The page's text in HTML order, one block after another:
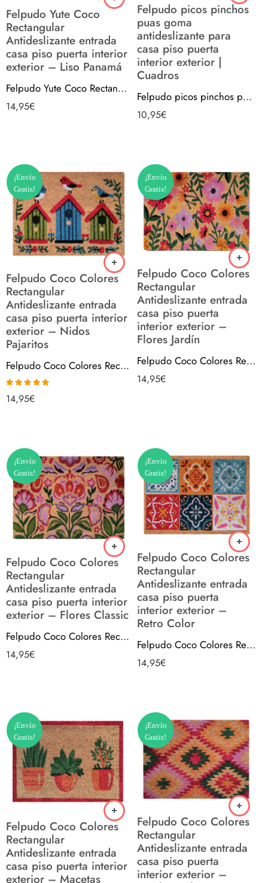
Felpudo Yute Coco
Rectangular
Antideslizante entrada
casa piso puerta interior
exterior – Liso Panamá
Felpudo Yute Coco Rectangular Antideslizante entrada casa piso puerta interior exterior – Liso Panamá
14,95€
Felpudo picos pinchos
puas goma
antideslizante para
casa piso puerta
interior exterior |
Cuadros
Felpudo picos pinchos puas goma antideslizante para casa piso puerta interior exterior | Cuadros
10,95€
¡Envío
Gratis!
Felpudo Coco Colores
Rectangular
Antideslizante entrada
casa piso puerta interior
exterior – Nidos
Pajaritos
Felpudo Coco Colores Rectangular Antideslizante entrada casa piso puerta interior exterior – Nidos Pajaritos
Valorado con
5.00de 5
14,95€
¡Envío
Gratis!
Felpudo Coco Colores
Rectangular
Antideslizante entrada
casa piso puerta
interior exterior –
Flores Jardín
Felpudo Coco Colores Rectangular Antideslizante entrada casa piso puerta interior exterior – Flores Jardín
14,95€
¡Envío
Gratis!
Felpudo Coco Colores
Rectangular
Antideslizante entrada
casa piso puerta interior
exterior – Flores Classic
Felpudo Coco Colores Rectangular Antideslizante entrada casa piso puerta interior exterior – Flores Classic
14,95€
¡Envío
Gratis!
Felpudo Coco Colores
Rectangular
Antideslizante entrada
casa piso puerta
interior exterior –
Retro Color
Felpudo Coco Colores Rectangular Antideslizante entrada casa piso puerta interior exterior – Retro Color
14,95€
¡Envío
Gratis!
Felpudo Coco Colores
Rectangular
Antideslizante entrada
casa piso puerta interior
exterior – Macetas
¡Envío
Gratis!
Felpudo Coco Colores
Rectangular
Antideslizante entrada
casa piso puerta
interior exterior –